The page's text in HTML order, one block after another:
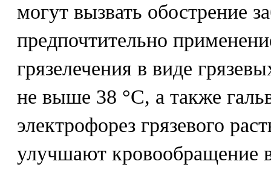
могут вызвать обострение
предпочтительно
грязелечения в виде
не выше 38 °С, а также
электрофорез грязевого
улучшают кровообращение